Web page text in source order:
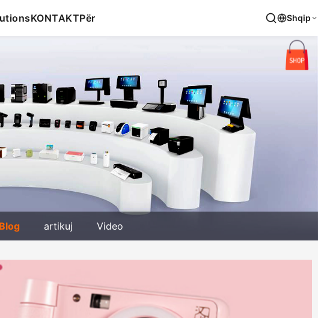
KONTAKTPër Shqip
Blog artikuj Video